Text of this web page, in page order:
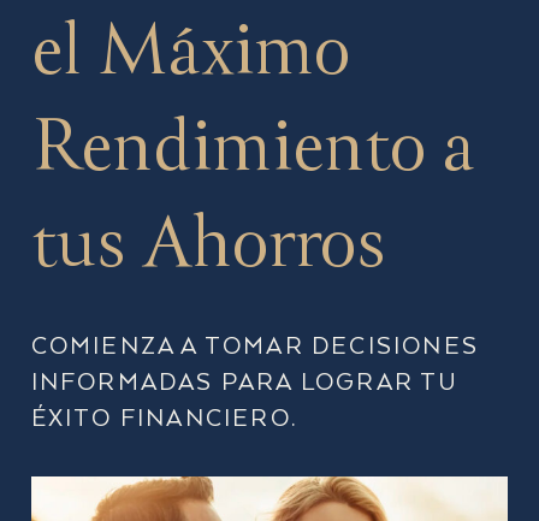
el Máximo
Rendimiento a
tus Ahorros
COMIENZA A TOMAR DECISIONES
INFORMADAS PARA LOGRAR TU
ÉXITO FINANCIERO.